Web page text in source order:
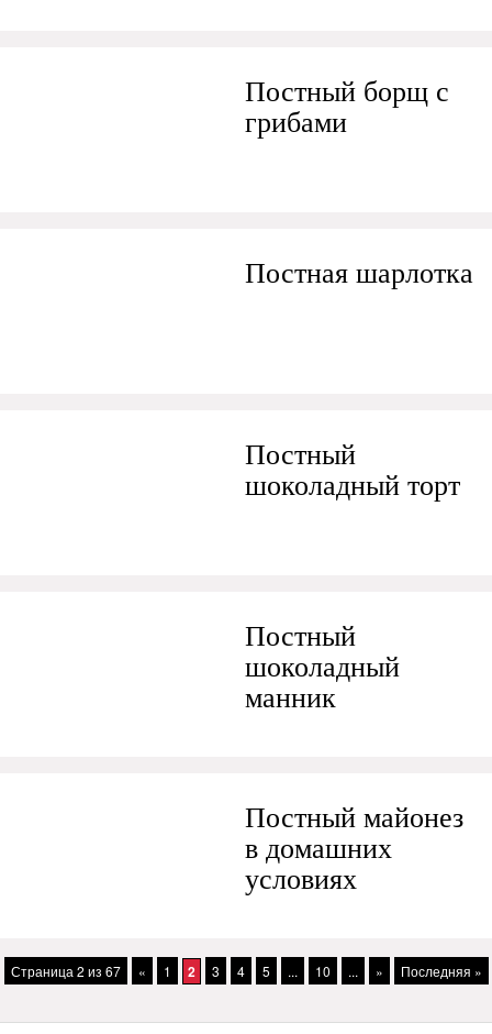
Постный борщ с
грибами
Постная шарлотка
Постный
шоколадный торт
Постный
шоколадный
манник
Постный майонез
в домашних
условиях
Страница 2 из 67 « 1 2 3 4 5 ... 10 ... » Последняя »